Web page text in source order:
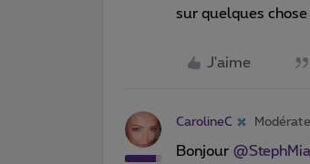
sur quelques chose
J'aime
CarolineC
Bonjour